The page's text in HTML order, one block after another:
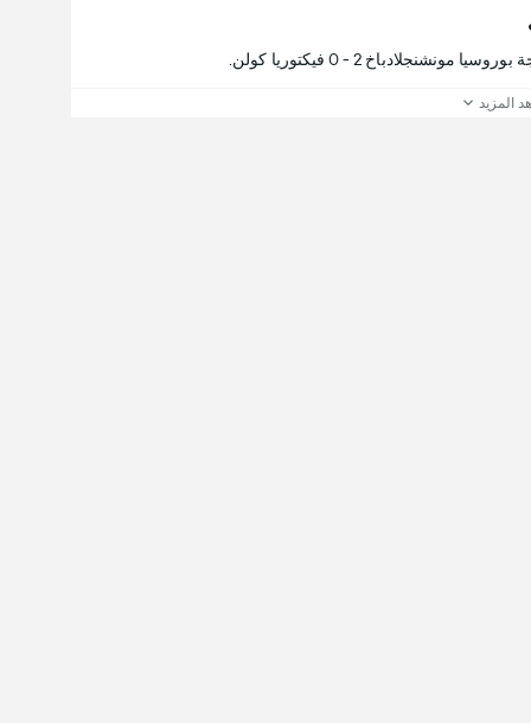
2 - 0 فيكتوريا كولن.
المزيد